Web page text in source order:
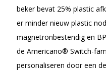
beker bevat 25% plastic
er minder nieuw plastic
magnetronbestendig en
de Americano® Switch-
personaliseren door een